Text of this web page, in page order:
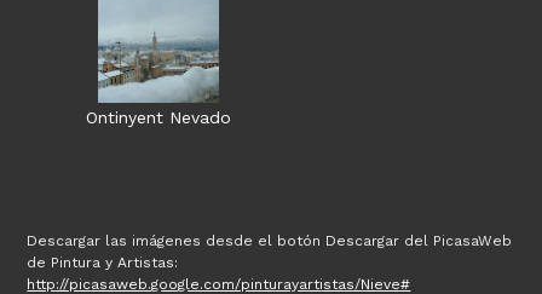
Ontinyent Nevado
Descargar las imágenes desde el botón Descargar del PicasaWeb
de Pintura y Artistas:
http://picasaweb.google.com/pinturayartistas/Nieve#